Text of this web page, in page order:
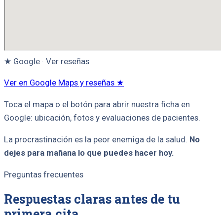
★ Google · Ver reseñas
Ver en Google Maps y reseñas ★
Toca el mapa o el botón para abrir nuestra ficha en
Google: ubicación, fotos y evaluaciones de pacientes.
La procrastinación es la peor enemiga de la salud. No
dejes para mañana lo que puedes hacer hoy.
Preguntas frecuentes
Respuestas claras antes de tu